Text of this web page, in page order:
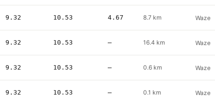
9.32 10.53 4.67 8.7 km Waze
9.32 10.53 — 16.4 km Waze
9.32 10.53 — 0.6 km Waze
9.32 10.53 — 0.1 km Waze